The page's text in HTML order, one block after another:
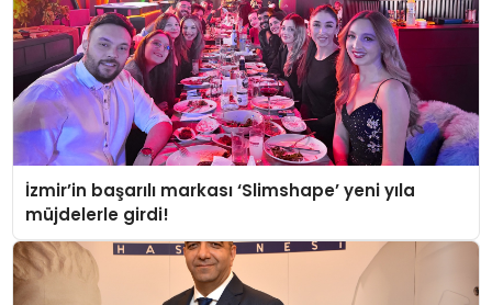
İzmir’in başarılı markası ‘Slimshape’ yeni yıla
müjdelerle girdi!